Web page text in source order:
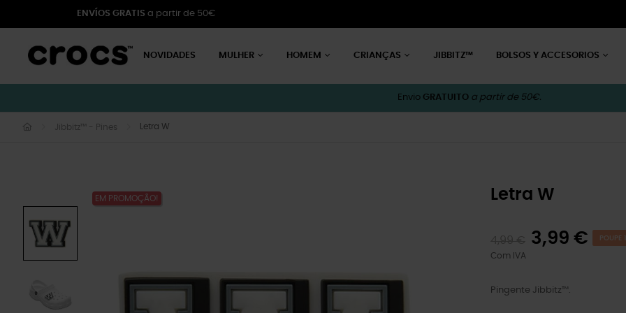
ENVÍOS GRATIS a partir de 50€
NOVIDADES MULHER HOMEM CRIANÇAS JIBBITZ™ BOLSOS Y ACCESORIOS
Envio GRATUITO a partir de 50€.
Jibbitz™ - Pines Letra W
EM PROMOÇÃO! Letra W
3,99 € POUPE
Com IVA
Pingente Jibbitz™.